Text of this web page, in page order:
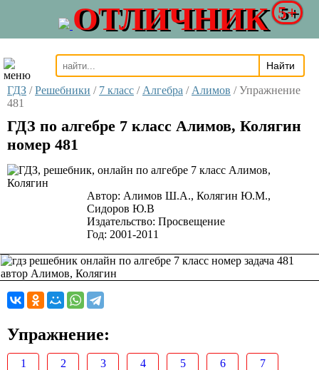
ОТЛИЧНИК 5+
ГДЗ / Решебники / 7 класс / Алгебра / Алимов / Упражнение
481
ГДЗ по алгебре 7 класс Алимов, Колягин
номер 481
Автор: Алимов Ш.А., Колягин Ю.М.,
Сидоров Ю.В
Издательство: Просвещение
Год: 2001-2011
Упражнение:
1 2 3 4 5 6 7